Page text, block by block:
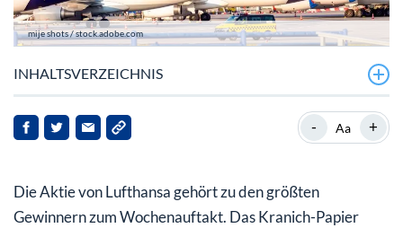
mije shots / stock.adobe.com
INHALTSVERZEICHNIS
Lufthansa profitiert von Frieden und Entlastungspaket
- Aa +
Die Aktie von Lufthansa gehört zu den größten
Gewinnern zum Wochenauftakt. Das Kranich-Papier